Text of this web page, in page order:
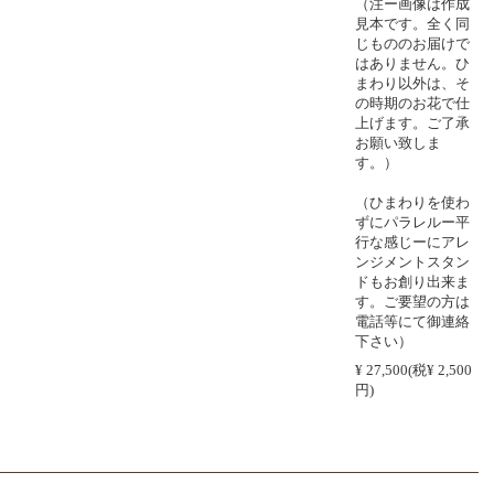
（注ー画像は作成
見本です。全く同
じもののお届けで
はありません。ひ
まわり以外は、そ
の時期のお花で仕
上げます。ご了承
お願い致しま
す。）
（ひまわりを使わ
ずにパラレルー平
行な感じーにアレ
ンジメントスタン
ドもお創り出来ま
す。ご要望の方は
電話等にて御連絡
下さい）
¥ 27,500(税¥ 2,500
円)